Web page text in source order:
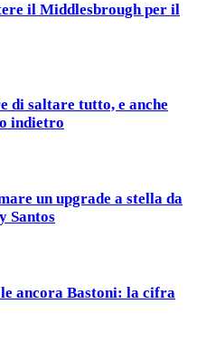
il Middlesbrough per il
saltare tutto, e anche
indietro
un upgrade a stella da
Santos
ancora Bastoni: la cifra